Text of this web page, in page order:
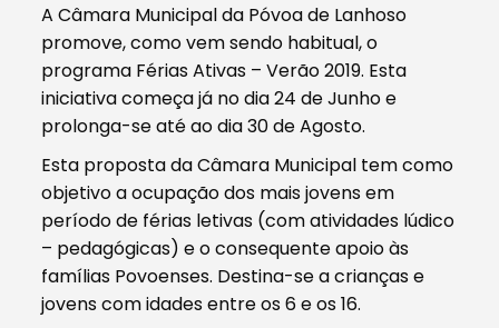
A Câmara Municipal da Póvoa de Lanhoso
promove, como vem sendo habitual, o
programa Férias Ativas – Verão 2019. Esta
iniciativa começa já no dia 24 de Junho e
prolonga-se até ao dia 30 de Agosto.
Esta proposta da Câmara Municipal tem como
objetivo a ocupação dos mais jovens em
período de férias letivas (com atividades lúdico
– pedagógicas) e o consequente apoio às
famílias Povoenses. Destina-se a crianças e
jovens com idades entre os 6 e os 16.